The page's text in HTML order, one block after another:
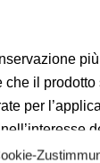
che il
per